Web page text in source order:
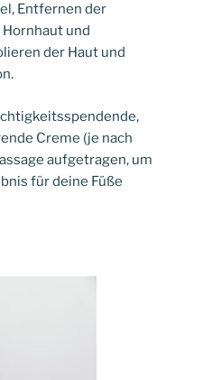
Entfernen der
und
der Haut und
Creme (je nach
aufgetragen, um
für deine Füße